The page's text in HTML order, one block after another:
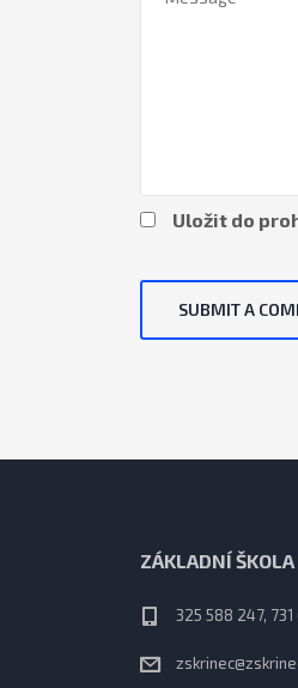
Uložit do
SUBMIT A
ZÁKLADNÍ ŠKOLA
325 588 247, 731